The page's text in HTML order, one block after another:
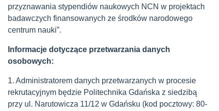
przyznawania stypendiów naukowych NCN w projektach
badawczych finansowanych ze środków narodowego
centrum nauki”.
Informacje dotyczące przetwarzania danych
osobowych:
1. Administratorem danych przetwarzanych w procesie
rekrutacyjnym będzie Politechnika Gdańska z siedzibą
przy ul. Narutowicza 11/12 w Gdańsku (kod pocztowy: 80-